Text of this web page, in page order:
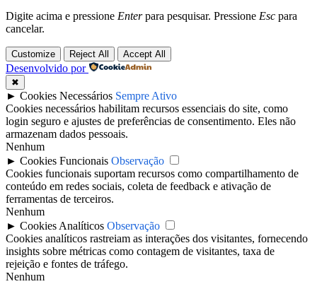
Digite acima e pressione Enterpara pesquisar. Pressione Esc para
cancelar.
Customize Reject All Accept All
Desenvolvido por
✖
► Cookies Necessários Sempre Ativo
Cookies necessários habilitam recursos essenciais do site, como
login seguro e ajustes de preferências de consentimento. Eles não
armazenam dados pessoais.
Nenhum
► Cookies Funcionais Observação
Cookies funcionais suportam recursos como compartilhamento de
conteúdo em redes sociais, coleta de feedback e ativação de
ferramentas de terceiros.
Nenhum
► Cookies Analíticos Observação
Cookies analíticos rastreiam as interações dos visitantes, fornecendo
insights sobre métricas como contagem de visitantes, taxa de
rejeição e fontes de tráfego.
Nenhum